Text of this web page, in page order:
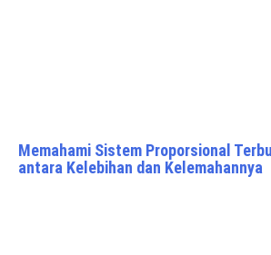
Memahami Sistem Proporsional
antara Kelebihan dan Kelemahannya